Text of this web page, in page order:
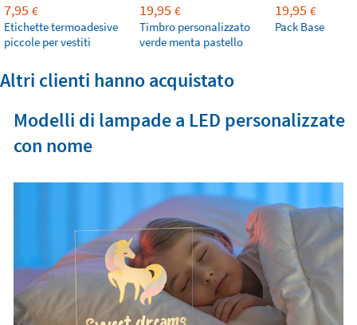
7,95 €
Etichette termoadesive
piccole per vestiti
19,95 €
Timbro personalizzato
verde menta pastello
19,95 €
Pack Base
Altri clienti hanno acquistato
Modelli di lampade a LED personalizzate
con nome